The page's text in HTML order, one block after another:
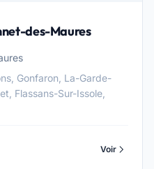
des-Maures
Gonfaron, La-Garde-
Flassans-Sur-Issole,
Voir